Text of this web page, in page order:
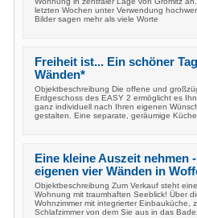
letzten Wochen unter Verwendung
Bilder sagen mehr als viele Worte
Freiheit ist... Ein schöner
Wänden*
Objektbeschreibung Die offene und
Erdgeschoss des EASY 2 ermöglicht es
ganz individuell nach Ihren eigenen
gestalten. Eine separate, geräumige
Eine kleine Auszeit nehmen
eigenen vier Wänden in
Objektbeschreibung Zum Verkauf steht
Wohnung mit traumhaften Seeblick! Über
Wohnzimmer mit integrierter Einbauküche,
Schlafzimmer von dem Sie aus in das